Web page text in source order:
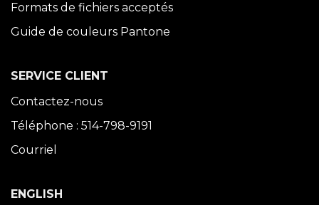
Formats de fichiers acceptés
Guide de couleurs Pantone
SERVICE CLIENT
Contactez-nous
Téléphone : 514-798-9191
Courriel
ENGLISH